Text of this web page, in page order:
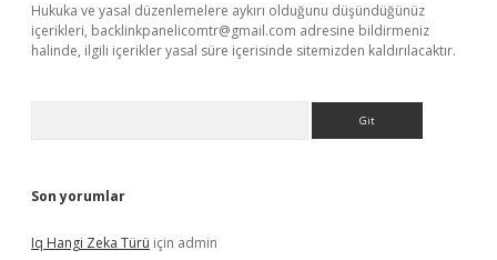
Hukuka ve yasal düzenlemelere aykırı olduğunu düşündüğünüz
içerikleri, backlinkpanelicomtr@gmail.com adresine bildirmeniz
halinde, ilgili içerikler yasal süre içerisinde sitemizden kaldırılacaktır.
Son yorumlar
Iq Hangi Zeka Türü için admin